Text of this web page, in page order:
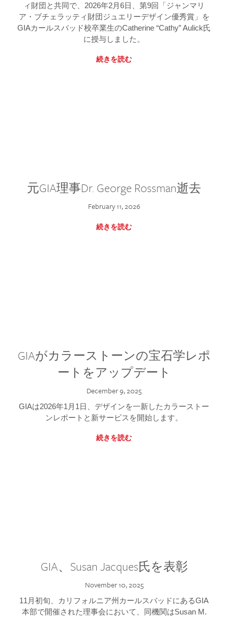
ィ財団と共同で、2026年2月6日、第9回「ジャンマリ
ア・ブチェラッティ財団ジュエリーデザイン優秀賞」を
GIAカールスバッド校卒業生のCatherine “Cathy” Aulick氏
に授与しました。
続きを読む
元GIA理事Dr. George Rossman逝去
February 11, 2026
続きを読む
GIAがカラーストーンの宝石学レポ
ートをアップデート
December 9, 2025
GIAは2026年1月1日、デザインを一新したカラーストー
ンレポートと新サービスを開始します。
続きを読む
GIA、Susan Jacques氏を表彰
November 10, 2025
11月初旬、カリフォルニア州カールスバッドにあるGIA
本部で開催された理事会において、同機関はSusan M.